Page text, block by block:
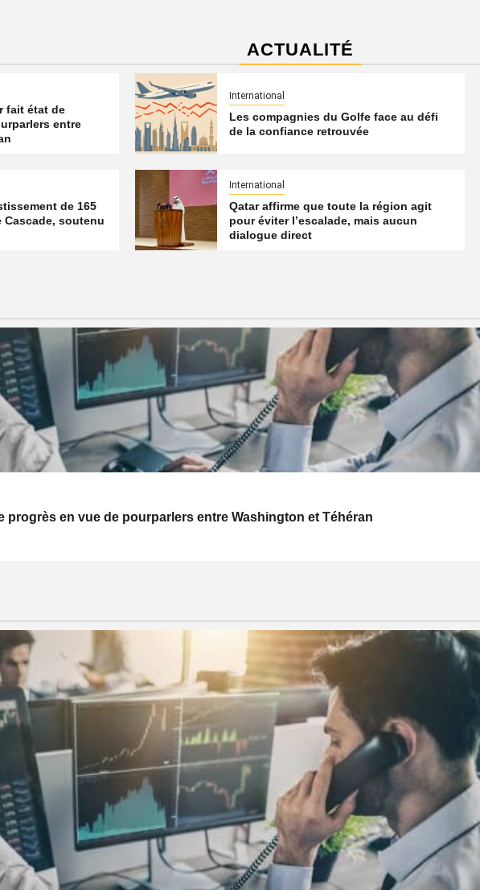
ACTUALITÉ
fait état de
entre
International
Les compagnies du Golfe face au défi
de la confiance retrouvée
de 165
soutenu
International
Qatar affirme que toute la région agit
pour éviter l’escalade, mais aucun
dialogue direct
progrès en vue de pourparlers entre Washington et Téhéran